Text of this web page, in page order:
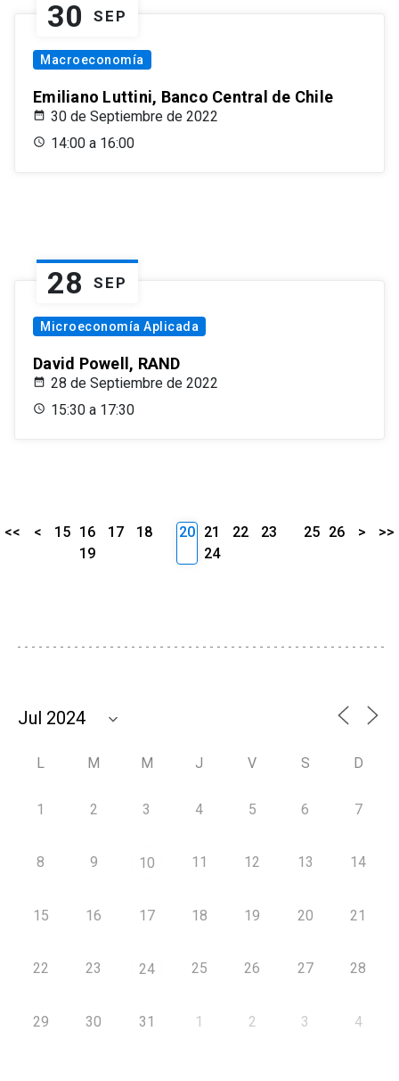
30 SEP
Macroeconomía
Emiliano Luttini, Banco Central de Chile
30 de Septiembre de 2022
14:00 a 16:00
28 SEP
Microeconomía Aplicada
David Powell, RAND
28 de Septiembre de 2022
15:30 a 17:30
<< < 15 16 17
18
19
20 21 22
23
24
25 26 > >>
L M M J V S D
1 2 3 4 5 6 7
8 9 10 11 12 13 14
15 16 17 18 19 20 21
22 23 24 25 26 27 28
29 30 31 1 2 3 4